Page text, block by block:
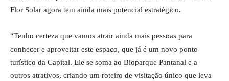
Flor Solar agora tem ainda mais potencial estratégico.
“Tenho certeza que vamos atrair ainda mais pessoas para
conhecer e aproveitar este espaço, que já é um novo ponto
turístico da Capital. Ele se soma ao Bioparque Pantanal e a
outros atrativos, criando um roteiro de visitação único que leva